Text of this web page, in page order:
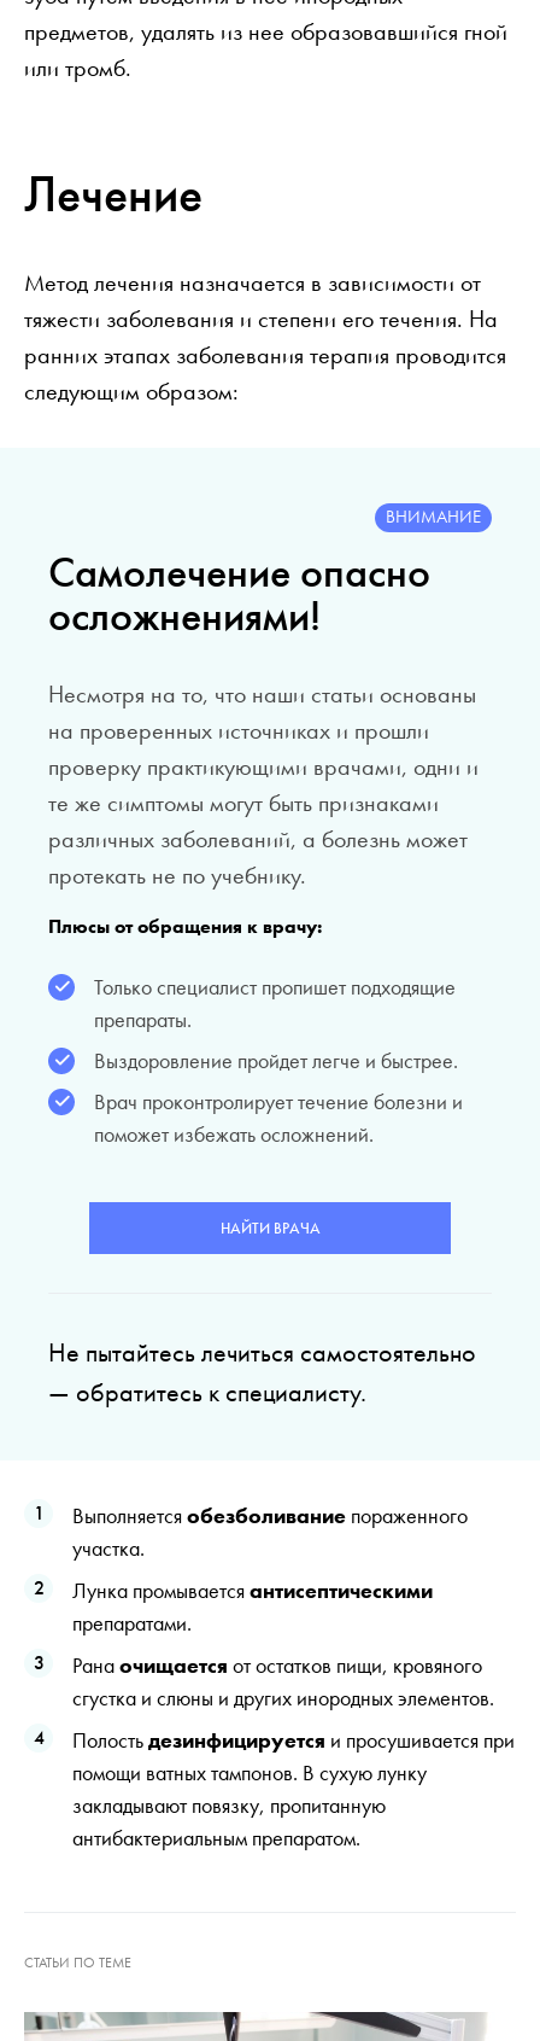
предметов, удалять из нее образовавшийся гной
или тромб.
Лечение
Метод лечения назначается в зависимости от
тяжести заболевания и степени его течения. На
ранних этапах заболевания терапия проводится
следующим образом:
Самолечение опасно
осложнениями!
ВНИМАНИЕ
Несмотря на то, что наши статьи основаны
на проверенных источниках и прошли
проверку практикующими врачами, одни и
те же симптомы могут быть признаками
различных заболеваний, а болезнь может
протекать не по учебнику.
Плюсы от обращения к врачу:
Только специалист пропишет подходящие
препараты.
Выздоровление пройдет легче и быстрее.
Врач проконтролирует течение болезни и
поможет избежать осложнений.
НАЙТИ ВРАЧА
Не пытайтесь лечиться самостоятельно
— обратитесь к специалисту.
Выполняетсяобезболивание пораженного
участка.
Лунка промываетсяантисептическими
препаратами.
Ранаочищается от остатков пищи, кровяного
сгустка и слюны и других инородных элементов.
Полостьдезинфицируется и просушивается при
помощи ватных тампонов. В сухую лунку
закладывают повязку, пропитанную
антибактериальным препаратом.